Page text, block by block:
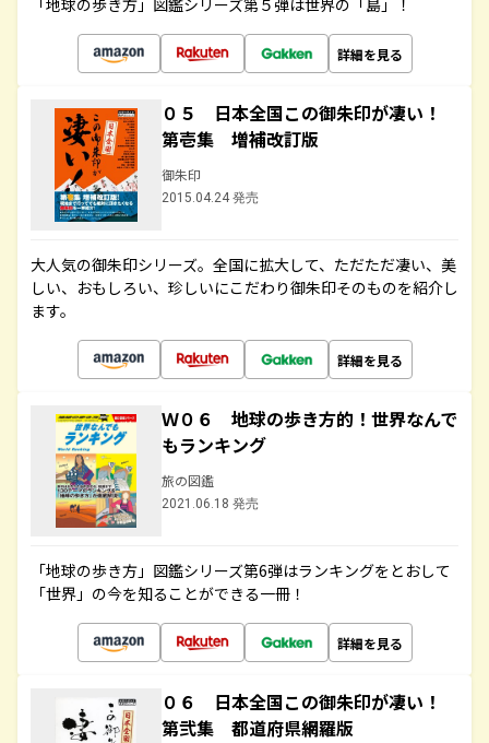
「地球の歩き方」図鑑シリーズ第５弾は世界の「島」！
詳細を見る
０５ 日本全国この御朱印が凄い！
第壱集 増補改訂版
御朱印
2015.04.24 発売
大人気の御朱印シリーズ。全国に拡大して、ただただ凄い、美
しい、おもしろい、珍しいにこだわり御朱印そのものを紹介し
ます。
詳細を見る
Ｗ０６ 地球の歩き方的！世界なんで
もランキング
旅の図鑑
2021.06.18 発売
「地球の歩き方」図鑑シリーズ第6弾はランキングをとおして
「世界」の今を知ることができる一冊！
詳細を見る
０６ 日本全国この御朱印が凄い！
第弐集 都道府県網羅版